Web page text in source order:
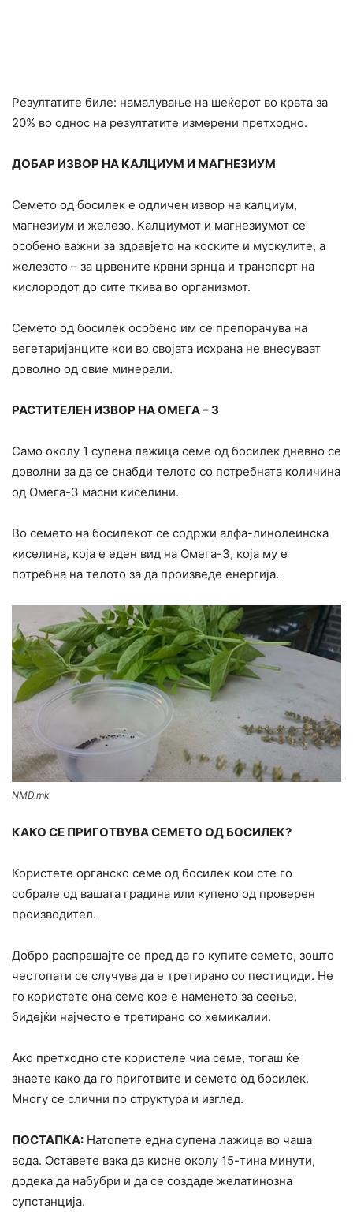
Резултатите биле: намалување на шеќерот во кpвта за
20% во однос на резултатите измерени претходно.
ДОБАР ИЗВОР НА КАЛЦИУМ И МАГНЕЗИУМ
Семето од босилек е одличен извор на калциум,
магнезиум и железо. Калциумот и магнезиумот се
особено важни за здравјето на коските и мускулите, а
железото – за црвените кpвни зрнца и транспорт на
кислородот до сите ткива во организмот.
Семето од босилек особено им се препорачува на
вегетаријанците кои во својата исхрана не внесуваат
доволно од овие минерали.
РАСТИТЕЛЕН ИЗВОР НА ОМЕГА – 3
Само околу 1 супена лажица семе од босилек дневно се
доволни за да се снабди телото со потребната количина
од Омега-3 масни киселини.
Во семето на босилекот се содржи алфа-линолеинска
киселина, која е еден вид на Омега-3, која му е
потребна на телото за да произведе енергија.
NMD.mk
КАКО СЕ ПРИГОТВУВА СЕМЕТО ОД БОСИЛЕК?
Користете органско семе од босилек кои сте го
собрале од вашата градина или купено од проверен
производител.
Добро распрашајте се пред да го купите семето, зошто
честопати се случува да е третирано со пестициди. Не
го користете она семе кое е наменето за сеење,
бидејќи најчесто е третирано со хемикалии.
Ако претходно сте користеле чиа семе, тогаш ќе
знаете како да го приготвите и семето од босилек.
Многу се слични по структура и изглед.
ПОСТАПКА: Натопете една супена лажица во чаша
вода. Оставете вака да кисне околу 15-тина минути,
додека да набубри и да се создаде желатинозна
супстанција.